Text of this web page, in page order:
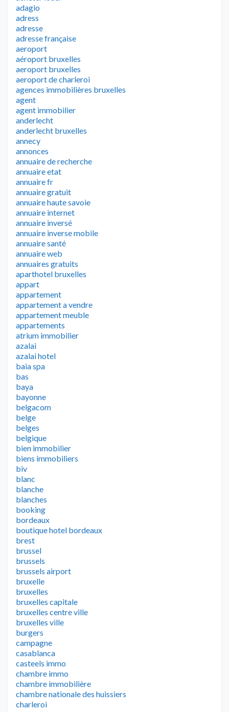
adagio
adress
adresse
adresse française
aeroport
aéroport bruxelles
aeroport bruxelles
aeroport de charleroi
agences immobilières bruxelles
agent
agent immobilier
anderlecht
anderlecht bruxelles
annecy
annonces
annuaire de recherche
annuaire etat
annuaire fr
annuaire gratuit
annuaire haute savoie
annuaire internet
annuaire inversé
annuaire inverse mobile
annuaire santé
annuaire web
annuaires gratuits
aparthotel bruxelles
appart
appartement
appartement a vendre
appartement meuble
appartements
atrium immobilier
azalai
azalai hotel
baia spa
bas
baya
bayonne
belgacom
belge
belges
belgique
bien immobilier
biens immobiliers
biv
blanc
blanche
blanches
booking
bordeaux
boutique hotel bordeaux
brest
brussel
brussels
brussels airport
bruxelle
bruxelles
bruxelles capitale
bruxelles centre ville
bruxelles ville
burgers
campagne
casablanca
casteels immo
chambre immo
chambre immobilière
chambre nationale des huissiers
charleroi